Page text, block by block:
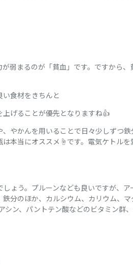
弱まるのが「貧血」です。ですから
食材をきちんと
上げることが優先となりますね👍
やかんを用いることで日々少しずつ
本当にオススメ☝️です。電気ケトル
ょう。プルーンなども良いですが、ア
分のほか、カルシウム、カリウム、
ン、パントテン酸などのビタミン群